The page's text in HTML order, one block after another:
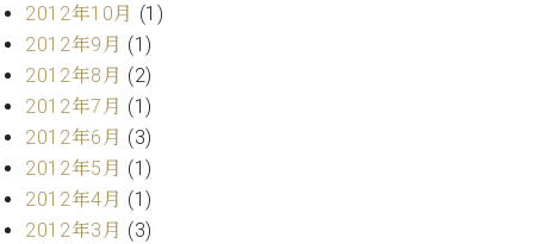
2012年10月 (1)
2012年9月 (1)
2012年8月 (2)
2012年7月 (1)
2012年6月 (3)
2012年5月 (1)
2012年4月 (1)
2012年3月 (3)